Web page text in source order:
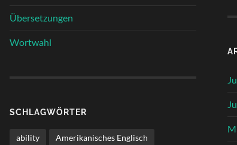
Übersetzungen
Wortwahl
SCHLAGWÖRTER
ability Amerikanisches Englisch